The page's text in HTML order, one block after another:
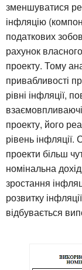
зменшуватися
інфляцію
податкових
рахунок
проекту. Тому
привабливості
рівні інфляції,
проекту, його
рівень
проекти більш
номінальна
зростання
розвитку
відбувається